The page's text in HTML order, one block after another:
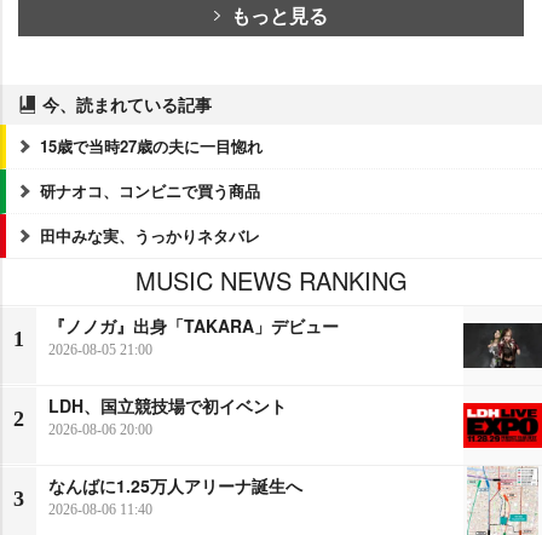
もっと見る
今、読まれている記事
15歳で当時27歳の夫に一目惚れ
研ナオコ、コンビニで買う商品
田中みな実、うっかりネタバレ
MUSIC NEWS RANKING
1
『ノノガ』出身「TAKARA」デビュー
2026-08-05 21:00
2
LDH、国立競技場で初イベント
2026-08-06 20:00
3
なんばに1.25万人アリーナ誕生へ
2026-08-06 11:40